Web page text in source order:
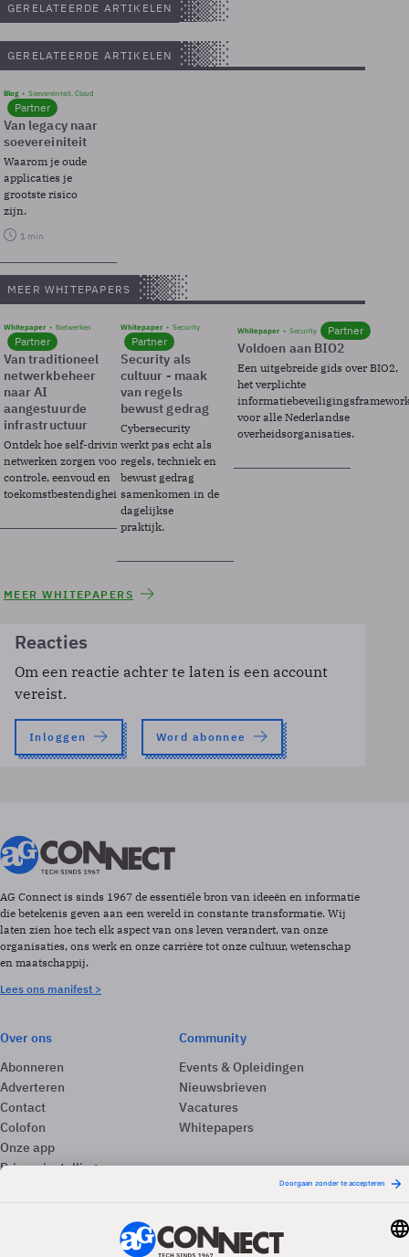
GERELATEERDE ARTIKELEN
GERELATEERDE ARTIKELEN
Blog Soevereinteit, Cloud
Partner
Van legacy naar
soevereiniteit
Waarom je oude
applicaties je
grootste risico
zijn.
1 min
MEER WHITEPAPERS
Whitepaper Netwerken
Partner
Van traditioneel
netwerkbeheer
naar AI
aangestuurde
infrastructuur
Ontdek hoe self-driving
netwerken zorgen voor
controle, eenvoud en
toekomstbestendigheid.
Whitepaper Security
Partner
Security als
cultuur - maak
van regels
bewust gedrag
Cybersecurity
werkt pas echt als
regels, techniek en
bewust gedrag
samenkomen in de
dagelijkse
praktijk.
Whitepaper Security Partner
Voldoen aan BIO2
Een uitgebreide gids over BIO2,
het verplichte
voor alle Nederlandse
overheidsorganisaties.
MEER WHITEPAPERS
Reacties
Om een reactie achter te laten is een account
vereist.
Inloggen Word abonnee
AG Connect is sinds 1967 de essentiële bron van ideeën en informatie
die betekenis geven aan een wereld in constante transformatie. Wij
laten zien hoe tech elk aspect van ons leven verandert, van onze
organisaties, ons werk en onze carrière tot onze cultuur, wetenschap
en maatschappij.
Lees ons manifest >
Over ons
Abonneren
Adverteren
Contact
Colofon
Onze app
Privacyinstellingen
Community
Events & Opleidingen
Nieuwsbrieven
Vacatures
Whitepapers